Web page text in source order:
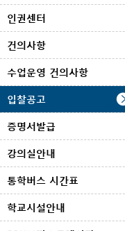
인권센터
건의사항
수업운영 건의사항
입찰공고
증명서발급
강의실안내
통학버스 시간표
학교시설안내